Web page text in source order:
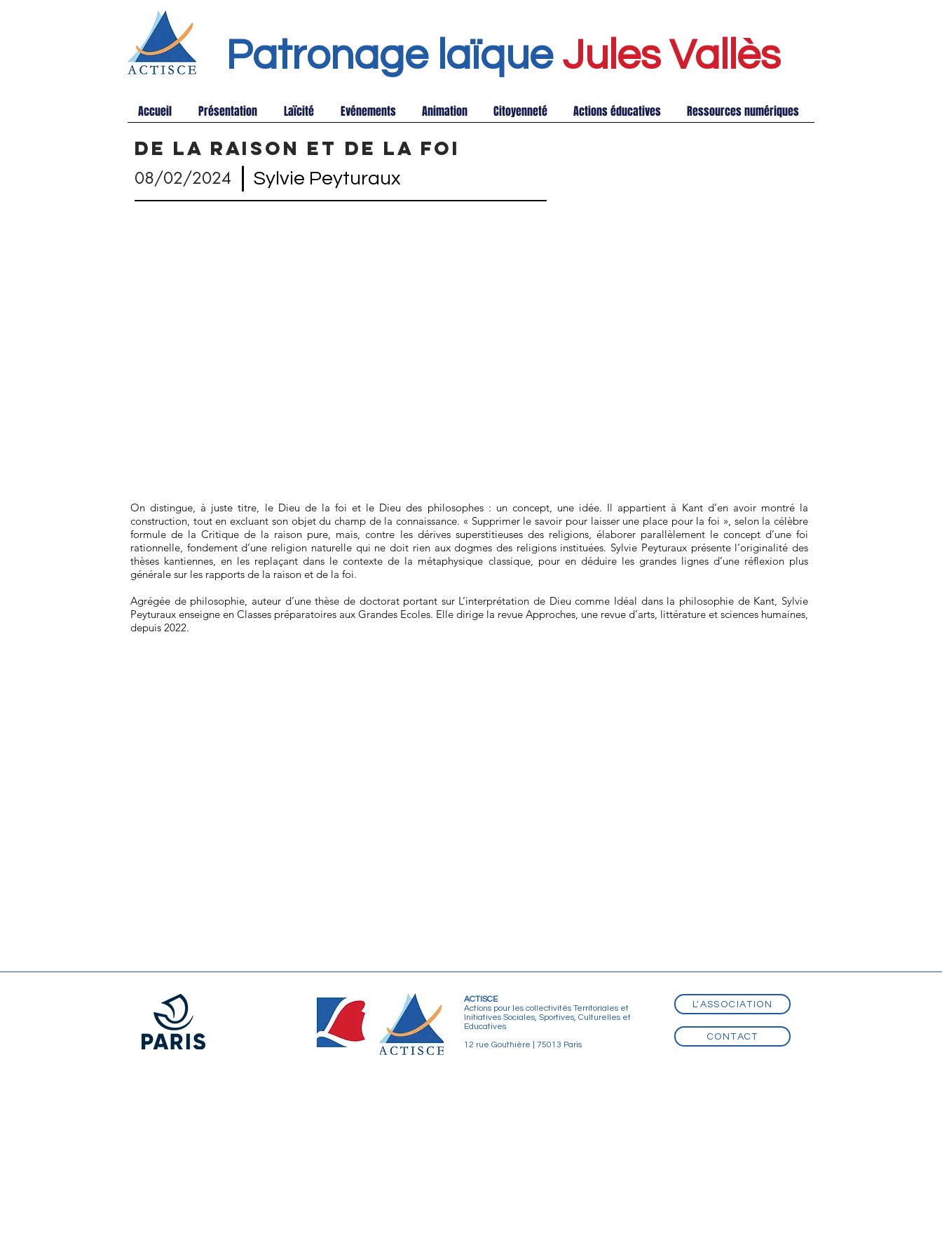
Patronage laïque Jules Vallès
Accueil Présentation Laïcité Evénements Animation Citoyenneté Actions éducatives Ressources numériques
De la raison et de la foi
08/02/2024 Sylvie Peyturaux
On distingue, à juste titre, le Dieu de la foi et le Dieu des philosophes : un concept, une idée. Il appartient à Kant d’en avoir montré la
construction, tout en excluant son objet du champ de la connaissance. « Supprimer le savoir pour laisser une place pour la foi », selon la célèbre
formule de la Critique de la raison pure, mais, contre les dérives superstitieuses des religions, élaborer parallèlement le concept d’une foi
rationnelle, fondement d’une religion naturelle qui ne doit rien aux dogmes des religions instituées. Sylvie Peyturaux présente l’originalité des
thèses kantiennes, en les replaçant dans le contexte de la métaphysique classique, pour en déduire les grandes lignes d’une réflexion plus
générale sur les rapports de la raison et de la foi.
Agrégée de philosophie, auteur d’une thèse de doctorat portant sur L’interprétation de Dieu comme Idéal dans la philosophie de Kant, Sylvie
Peyturaux enseigne en Classes préparatoires aux Grandes Ecoles. Elle dirige la revue Approches, une revue d’arts, littérature et sciences humaines,
depuis 2022.
ACTISCE
Actions pour les collectivités Territoriales et
Initiatives Sociales, Sportives, Culturelles et
Educatives
12 rue Gouthière | 75013 Paris
L'ASSOCIATION
CONTACT